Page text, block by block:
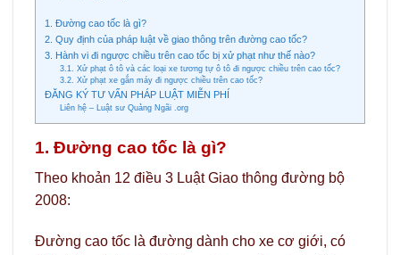
1. Đường cao tốc là gì?
2. Quy định của pháp luật về giao thông trên đường cao tốc?
3. Hành vi đi ngược chiều trên cao tốc bị xử phạt như thế nào?
3.1. Xử phạt ô tô và các loại xe tương tự ô tô đi ngược chiều trên cao tốc?
3.2. Xử phạt xe gắn máy đi ngược chiều trên cao tốc?
ĐĂNG KÝ TƯ VẤN PHÁP LUẬT MIỄN PHÍ
Liên hệ – Luật sư Quảng Ngãi .org
1. Đường cao tốc là gì?
Theo khoản 12 điều 3 Luật Giao thông đường bộ
2008:
Đường cao tốc là đường dành cho xe cơ giới, có